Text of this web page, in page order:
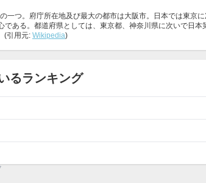
一つ。府庁所在地及び最大の都市は大阪市。日本では東京
ある。都道府県としては、東京都、神奈川県に次いで日本
(引用元: Wikipedia)
るランキング